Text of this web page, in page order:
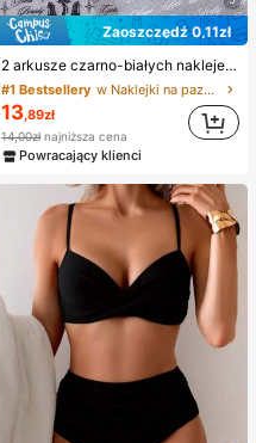
Zaoszczędź 0,11zł
2 arkusze czarno-białych naklejek na paznokcie z wzorem liter – miks anielskich skrzydeł i liter, holograficzne dekale w stylu Y2K, prosta samoprzylepna dekoracja DIY do zdobienia paznokci, akcesoria do manicure dla kobiet
#1 Bestsellery w Naklejki na paznokcie 3D/5D Naklejki dekoracyjne
13,89zł
14,00zł najniższa cena
Powracający klienci